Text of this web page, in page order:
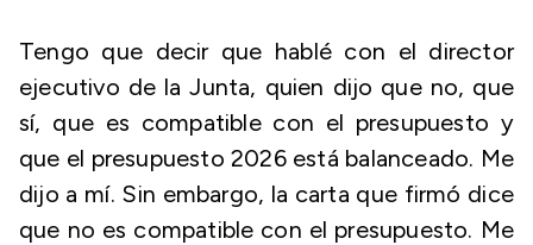
Tengo que decir que hablé con el director
ejecutivo de la Junta, quien dijo que no, que
sí, que es compatible con el presupuesto y
que el presupuesto 2026 está balanceado. Me
dijo a mí. Sin embargo, la carta que firmó dice
que no es compatible con el presupuesto. Me